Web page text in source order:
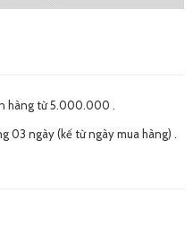
hàng từ 5.000.000 .
03 ngày (kế từ ngày mua hàng) .